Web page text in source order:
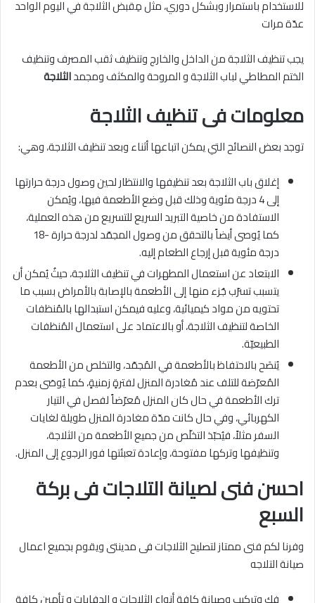
للاستخدام باستمرار وبشكل دوري، مثل مِقبض الثلاجة في اليوم الواحد
عدّة مرات
يجب تنظيف الثلاجة من الداخل والخارج وتنظيف ثقب المصرف وتنظيف
الختم المطاطي لباب الثلاجة و المروحة والمكثف ومجمدالثلاجة
معلومات فى تنظيف الثلاجة
توجد بعض النصائح التي يمكن اتباعها أثناء وبعد تنظيف الثلاجة، وهي:
إغلاق باب الثلاجة بعد تنظيفها والانتظار لحين وصول درجة حرارتها
إلى 4 درجة مئوية وذلك قبل وضع الأطعمة فيها، ويُمكن
الاستفادة من خاصية التبريد السريع للتسريع من هذه العملية،
كما يُوصى أيضاً بالتحقق من وصول المجمّد لدرجة حرارة -18
درجة مئوية قبل إرجاع الطعام إليه.
الابتعاد عن استعمال المطهرات في تنظيف الثلاجة، حيثُ يُمكن أن
يتسبب تسرّب جُزء منها إلى الأطعمة بالإصابة بالأمراض بسبب ما
تحتويه من مواد كيميائية، وعليه فيمكن استبدالها بالمُنظفات
الخاصة لتنظيف الثلاجة، أو بالاعتماد على استعمال المُنظفات
الطبيعيّة.
يُنصَح بالاحتفاظ بالأطعمة في المُجمّد، والتخلص من الأطعمة
المُعرّضة للتلف عند مُغادرة المنزل لفترةٍ زمنيةٍ، كما يُوصَى بعدم
ترك الأطعمة في حال كان المنزل مُعرّضاً لفصل في التيار
الكهربائي، وفي حال كانت مدّة مغادرة المنزل طويلة لغايات
السفر مثلاً، فيُحبّذ التخلّص من جميع الأطعمة من الثلاجة،
وتنظيفها وتركها مفتوحة، وإعادة تعبئتها فور الرجوع إلى المنزل.
احسن فنى لصيانة التلاجات فى بركة
السبع
وفرنا لكم فنى ممتاز لتصليح الثلاجات فى مدينتى ويقوم بجميع اعمال
صيانة التلاجه